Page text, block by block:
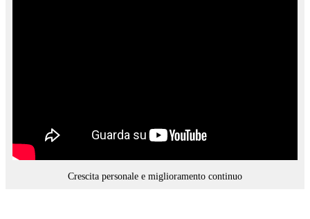
Crescita personale e miglioramento continuo